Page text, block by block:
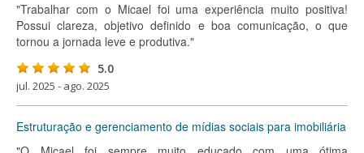
"Trabalhar com o Micael foi uma experiência muito positiva!
Possui clareza, objetivo definido e boa comunicação, o que
tornou a jornada leve e produtiva."
5.0
jul. 2025 - ago. 2025
Estruturação e gerenciamento de mídias sociais para imobiliária